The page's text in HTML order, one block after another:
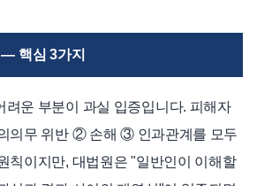
핵심 3가지
려운 부분이 과실 입증입니다. 피해자
의무 위반 ② 손해 ③ 인과관계를 모두
칙이지만, 대법원은 "일반인이 이해할